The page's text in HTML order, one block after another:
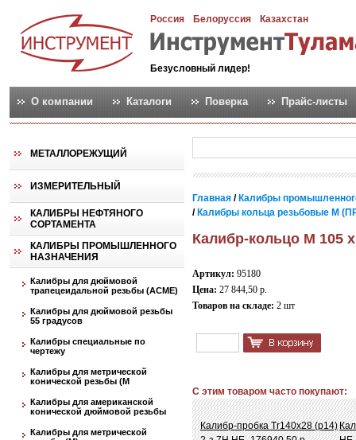
Россия Белоруссия Казахстан
Безусловный лидер!
О компании Каталоги Поверка Прайс-листы
МЕТАЛЛОРЕЖУЩИЙ
ИЗМЕРИТЕЛЬНЫЙ
КАЛИБРЫ НЕФТЯНОГО
СОРТАМЕНТА
КАЛИБРЫ ПРОМЫШЛЕННОГО
НАЗНАЧЕНИЯ
Калибры для дюймовой
трапецеидальной резьбы (АСМЕ)
Калибры для дюймовой резьбы
55 градусов
Калибры специальные по
чертежу
Калибры для метрической
конической резьбы (М
Калибры для американской
конической дюймовой резьбы
Калибры для метрической
Главная / Калибры
/ Калибры кольца резьбовые М
Калибр-кольцо М 105
Артикул: 95180
Цена: 27 844,50 р.
Товаров на складе: 2 шт
С этим товаром часто покупают:
Калибр-пробка Tr140х28 (р14)